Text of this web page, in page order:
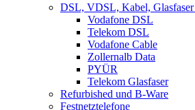
DSL, VDSL, Kabel, Glasfaser
Vodafone DSL
Telekom DSL
Vodafone Cable
Zollernalb Data
PYÜR
Telekom Glasfaser
Refurbished und B-Ware
Festnetztelefone